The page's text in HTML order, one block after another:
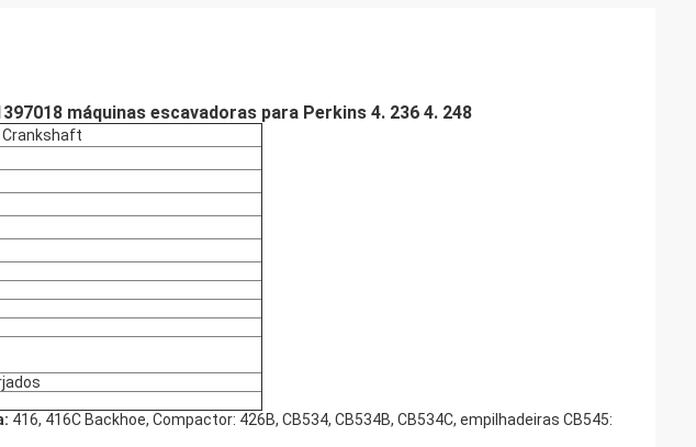
máquinas escavadoras para Perkins 4. 236 4. 248
Crankshaft
416, 416C Backhoe, Compactor: 426B, CB534, CB534B, CB534C, empilhadeiras CB545: